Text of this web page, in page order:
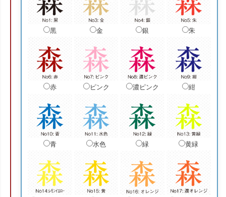
黒 金 銀 朱
赤 ピンク 濃ピンク 紺
青 水色 緑 黄緑